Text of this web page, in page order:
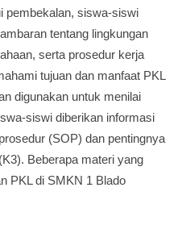
pembekalan, siswa-siswi
tentang lingkungan
serta prosedur kerja
tujuan dan manfaat PKL
digunakan untuk menilai
siswi diberikan informasi
(SOP) dan pentingnya
Beberapa materi yang
PKL di SMKN 1 Blado